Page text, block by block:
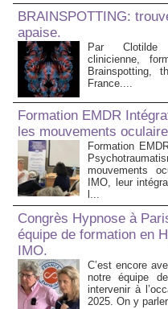
BRAINSPOTTING:
apaise.
Par Clotilde
clinicienne,
Brainspotting,
France....
Formation EMDR
les mouvements
Formation
mouvements
IMO, leur
l...
Congrès Hypnose à
équipe de formation en
IMO.
C’est encore
notre équipe
intervenir à
2025. On y